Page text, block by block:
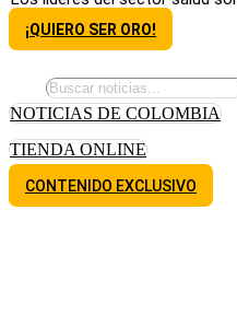
¡QUIERO SER ORO!
NOTICIAS DE COLOMBIA
TIENDA ONLINE
CONTENIDO EXCLUSIVO